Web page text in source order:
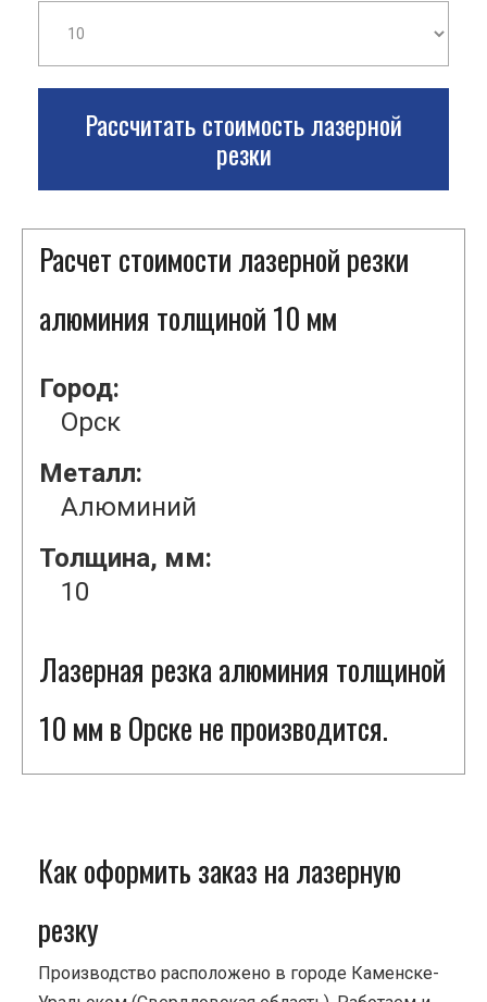
Рассчитать стоимость лазерной
резки
Расчет стоимости лазерной резки
алюминия толщиной 10 мм
Город:
Орск
Металл:
Алюминий
Толщина, мм:
10
Лазерная резка алюминия толщиной
10 мм в Орске не производится.
Как оформить заказ на лазерную
резку
Производство расположено в городе Каменске-